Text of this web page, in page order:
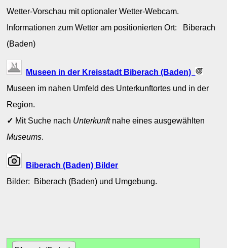
Wetter-Vorschau mit optionaler Wetter-Webcam.
Informationen zum Wetter am positionierten Ort: Biberach
(Baden)
Museen in der Kreisstadt Biberach (Baden)
Museen im nahen Umfeld des Unterkunftortes und in der
Region.
✓ Mit Suche nach Unterkunftnahe eines ausgewählten
Museums.
Biberach (Baden) Bilder
Bilder: Biberach (Baden) und Umgebung.